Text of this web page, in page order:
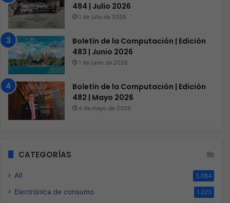
484 | Julio 2026
1 de julio de 2026
Boletín de la Computación | Edición
483 | Junio 2026
1 de junio de 2026
Boletín de la Computación | Edición
482 | Mayo 2026
4 de mayo de 2026
CATEGORÍAS
All 5.084
Electrónica de consumo 1.220